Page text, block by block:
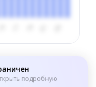
подробную